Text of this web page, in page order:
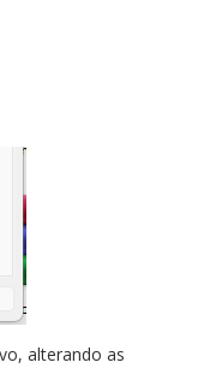
alterando as